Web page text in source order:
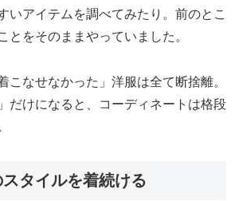
いアイテムを調べてみたり。前のとこ
とをそのままやっていました。
こなせなかった」洋服は全て断捨離。
だけになると、コーディネートは格段
タイルを着続ける